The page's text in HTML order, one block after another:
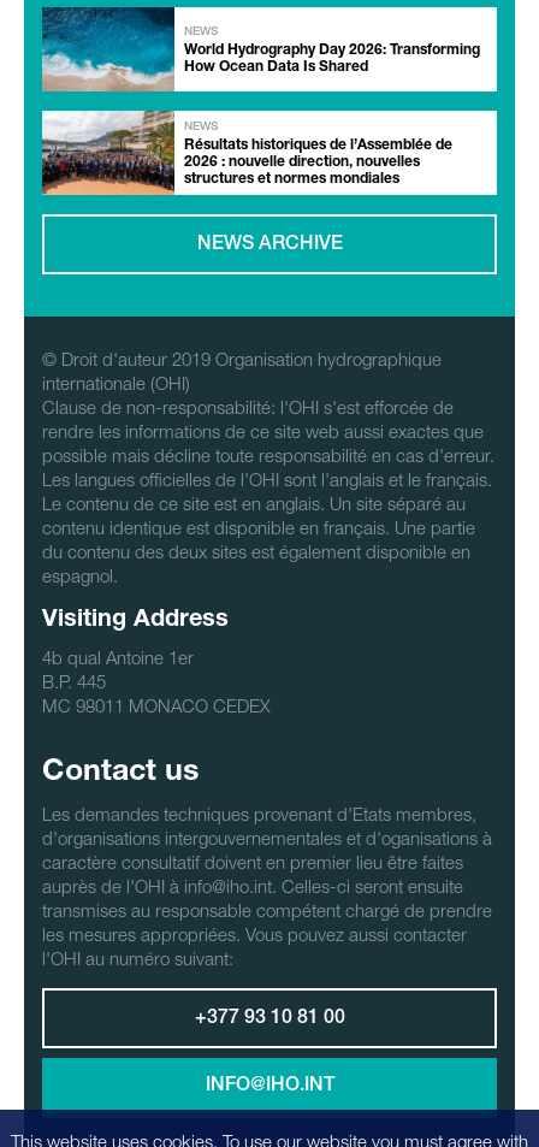
NEWS
World Hydrography Day 2026: Transforming
How Ocean Data Is Shared
NEWS
Résultats historiques de l’Assemblée de
2026 : nouvelle direction, nouvelles
structures et normes mondiales
NEWS ARCHIVE
© Droit d'auteur 2019 Organisation hydrographique
internationale (OHI)
Clause de non-responsabilité: l'OHI s'est efforcée de
rendre les informations de ce site web aussi exactes que
possible mais décline toute responsabilité en cas d'erreur.
Les langues officielles de l'OHI sont l'anglais et le français.
Le contenu de ce site est en anglais. Un site séparé au
contenu identique est disponible en français. Une partie
du contenu des deux sites est également disponible en
espagnol.
Visiting Address
4b qual Antoine 1er
B.P. 445
MC 98011 MONACO CEDEX
Contact us
Les demandes techniques provenant d'Etats membres,
d'organisations intergouvernementales et d'oganisations à
caractère consultatif doivent en premier lieu être faites
auprès de l'OHI à info@iho.int. Celles-ci seront ensuite
transmises au responsable compétent chargé de prendre
les mesures appropriées. Vous pouvez aussi contacter
l'OHI au numéro suivant:
+377 93 10 81 00
INFO@IHO.INT
This website uses cookies. To use our website you must agree with